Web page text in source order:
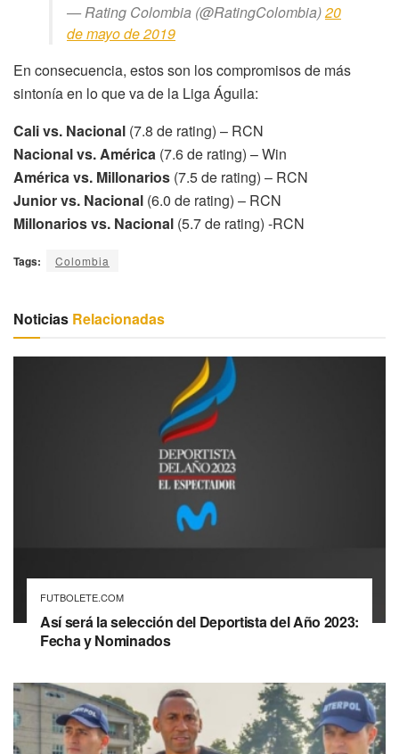
— Rating Colombia (@RatingColombia)20
de mayo de 2019
En consecuencia, estos son los compromisos de más
sintonía en lo que va de la Liga Águila:
Cali vs. Nacional (7.8 de rating) – RCN
Nacional vs. América (7.6 de rating) – Win
América vs. Millonarios (7.5 de rating) – RCN
Junior vs. Nacional (6.0 de rating) – RCN
Millonarios vs. Nacional (5.7 de rating) -RCN
Tags: Colombia
Noticias Relacionadas
FUTBOLETE.COM
Así será la selección del Deportista del Año 2023:
Fecha y Nominados